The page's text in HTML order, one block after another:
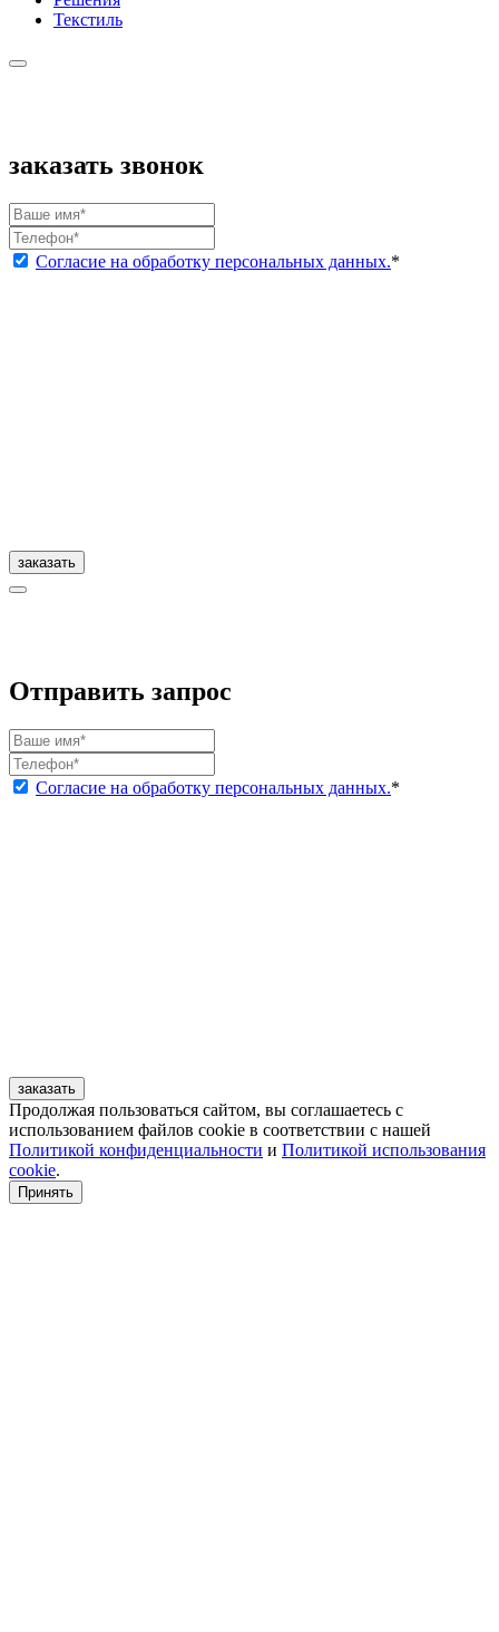
Текстиль
заказать звонок
Согласие на обработку персональных данных.*
заказать
Отправить запрос
Согласие на обработку персональных данных.*
заказать
Продолжая пользоваться сайтом, вы соглашаетесь с
использованием файлов cookie в соответствии с нашей
Политикой конфиденциальности и Политикой использования
cookie.
Принять